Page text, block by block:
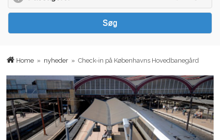
Home » nyheder » Check-in på Københavns Hovedbanegård